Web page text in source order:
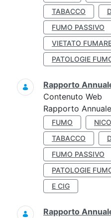
TABACCO
FUMO PASSIVO
VIETATO
PATOLOGIE
Rapporto
Contenuto Web
Rapporto
FUMO
TABACCO
FUMO PASSIVO
PATOLOGIE
E CIG
Rapporto